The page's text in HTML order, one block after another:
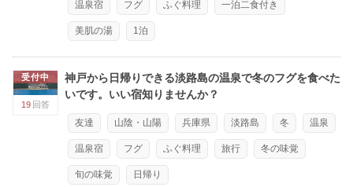
温泉宿 フグ ふぐ料理 一泊二食付き
美肌の湯 1泊
受付中
19 回答
神戸から日帰りできる淡路島の温泉で冬のフグを食べた
いです。いい宿知りませんか？
友達 山陰・山陽 兵庫県 淡路島 冬 温泉
温泉宿 フグ ふぐ料理 旅行 冬の味覚
旬の味覚 日帰り